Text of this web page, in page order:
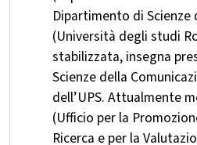
Dipartimento di Scienze
(Università degli studi
stabilizzata, insegna
Scienze della
dell’UPS. Attualmente
(Ufficio per la
Ricerca e per la